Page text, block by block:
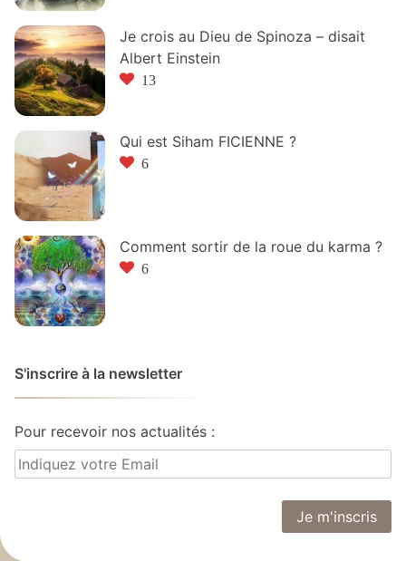
Je crois au Dieu de Spinoza – disait
Albert Einstein
13
Qui est Siham FICIENNE ?
6
Comment sortir de la roue du karma ?
6
S'inscrire à la newsletter
Pour recevoir nos actualités :